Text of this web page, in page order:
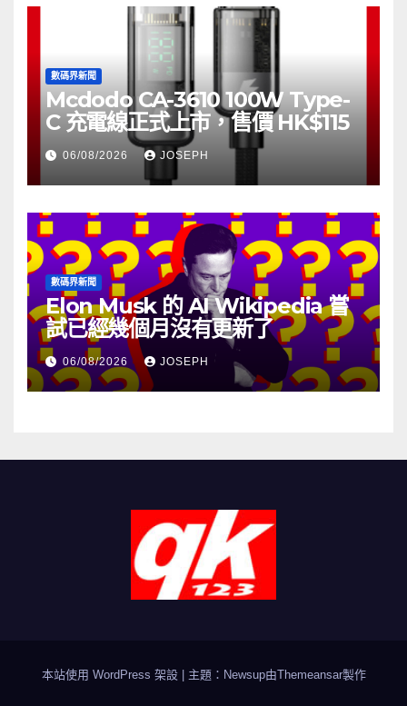
數碼界新聞
Mcdodo CA-3610 100W Type-
C 充電線正式上市，售價 HK$115
06/08/2026 JOSEPH
數碼界新聞
Elon Musk 的 AI Wikipedia 嘗
試已經幾個月沒有更新了
06/08/2026 JOSEPH
本站使用 WordPress 架設 主題：Newsup由Themeansar製作